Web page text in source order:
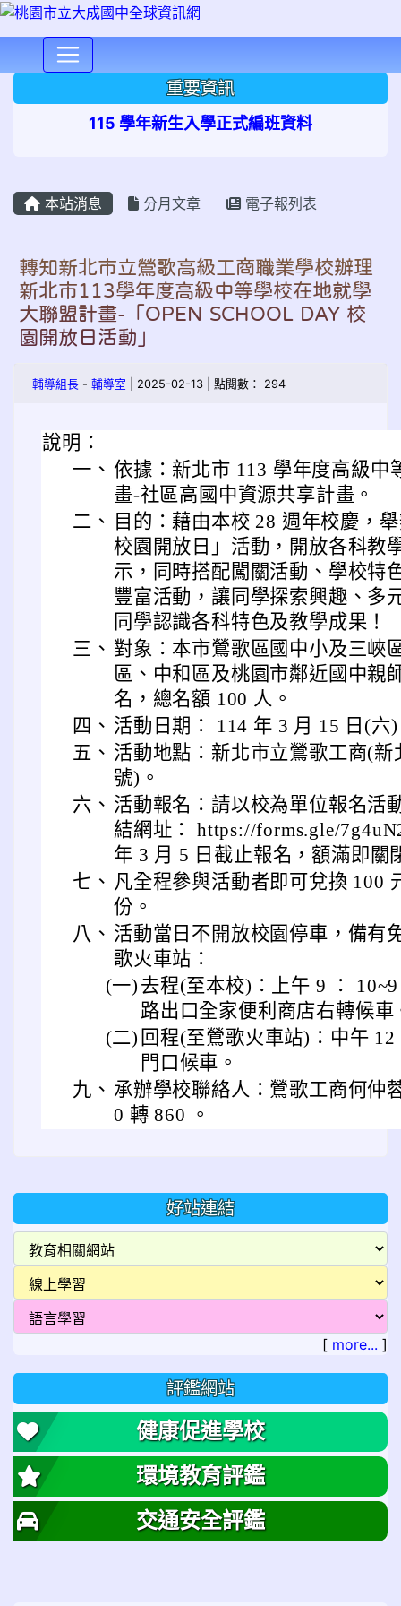
重要資訊
115 學年新生入學正式編班資料
本站消息 分月文章 電子報列表
轉知新北市立鶯歌高級工商職業學校辦理
新北市113學年度高級中等學校在地就學
大聯盟計畫-「OPEN SCHOOL DAY 校
園開放日活動」
輔導組長 - 輔導室 | 2025-02-13 | 點閱數： 294
說明：
一、 依據：新北市 113 學年度高級中
畫-社區高國中資源共享計畫。
二、
目的：藉由本校 28 週年校慶，
校園開放日」活動，開放各科教
示，同時搭配闖關活動、學校特
豐富活動，讓同學探索興趣、多
同學認識各科特色及教學成果！
三、 對象：本市鶯歌區國中小及三峽
區、中和區及桃園市鄰近國中親
名，總名額 100 人。
四、 活動日期： 114 年 3 月 15 日(六
五、 活動地點：新北市立鶯歌工商(
號)。
六、 活動報名：請以校為單位報名活
結網址： https://forms.gle/
年 3 月 5 日截止報名，額滿即關
七、 凡全程參與活動者即可兌換 100
份。
八、 活動當日不開放校園停車，備有
歌火車站：
(一) 去程(至本校)：上午 9 ：
路出口全家便利商店右轉候車
(二) 回程(至鶯歌火車站)：中午
門口候車。
九、 承辦學校聯絡人：鶯歌工商何仲
0 轉 860 。
好站連結
[ more... ]
評鑑網站
健康促進學校
環境教育評鑑
交通安全評鑑